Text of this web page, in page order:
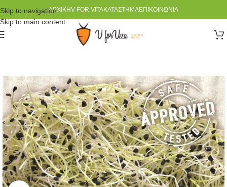
Skip to navigation
Skip to main content
ΑΡΧΙΚΉV FOR VITAΚΑΤΆΣΤΗΜΑΕΠΙΚΟΙΝΩΝΊΑ